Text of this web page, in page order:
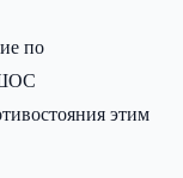
по
этим